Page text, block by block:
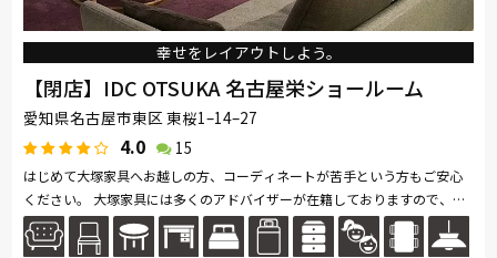
幸せをレイアウトしよう。
【閉店】IDC OTSUKA 名古屋栄ショールーム
愛知県名古屋市東区 東桜1–14–27
4.0 15
はじめて大塚家具へお越しの方、コーディネートが苦手という方もご安心
ください。 大塚家具には多くのアドバイザーが在籍しておりますので、お
客様の住まいづくりをお手伝いさせていただきます。 専門知識を持っ...続
きを読む